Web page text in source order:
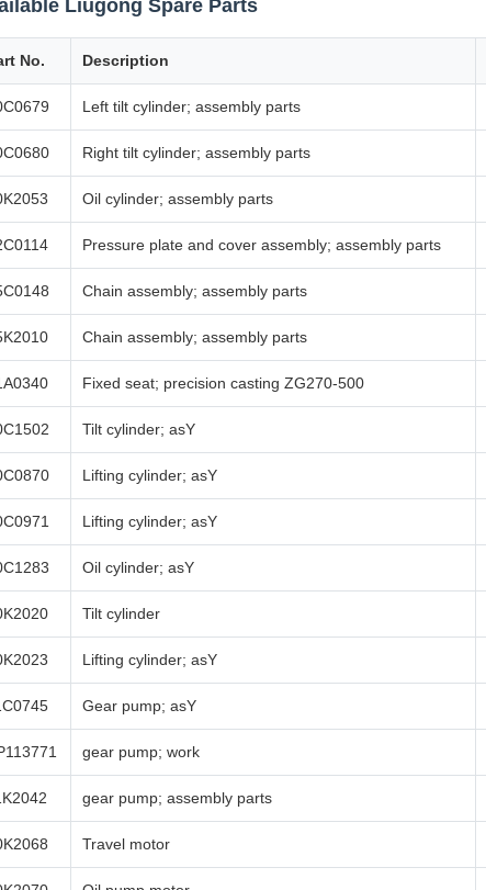
Liugong Spare Parts
No. Description
Left tilt cylinder; assembly parts
Right tilt cylinder; assembly parts
Oil cylinder; assembly parts
Pressure plate and cover assembly; assembly parts
Chain assembly; assembly parts
Chain assembly; assembly parts
Fixed seat; precision casting ZG270-500
Tilt cylinder; asY
Lifting cylinder; asY
Lifting cylinder; asY
Oil cylinder; asY
Tilt cylinder
Lifting cylinder; asY
Gear pump; asY
gear pump; work
gear pump; assembly parts
Travel motor